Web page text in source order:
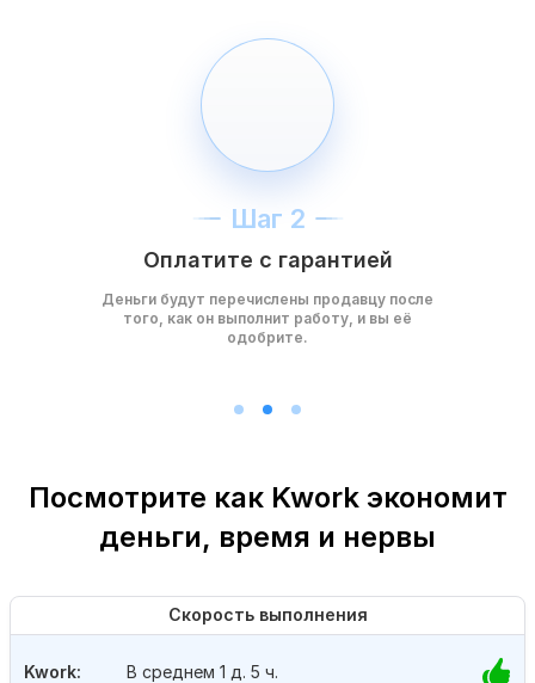
Шаг 2
Оплатите с гарантией
Деньги будут перечислены продавцу после
того, как он выполнит работу, и вы её
одобрите.
Посмотрите как Kwork экономит
деньги, время и нервы
Скорость выполнения
Kwork: В среднем 1 д. 5 ч.